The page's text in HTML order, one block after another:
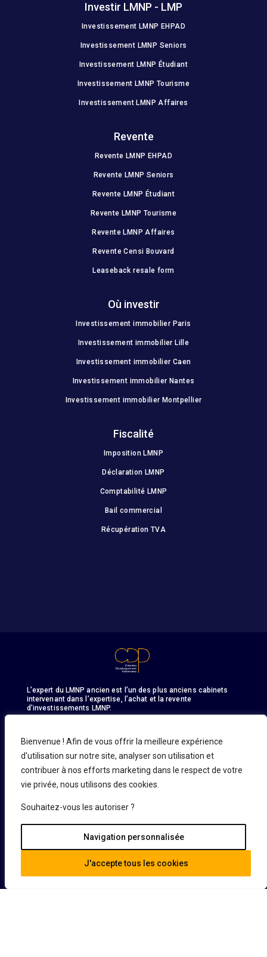
Bienvenue ! Afin de vous offrir la meilleure expérience
d'utilisation sur notre site, analyser son utilisation et
contribuer à nos efforts marketing dans le respect de votre
vie privée, nous utilisons des cookies.
Souhaitez-vous les autoriser ?
Navigation personnalisée
J'accepte tous les cookies
Demande d’informations
Investir LMNP - LMP
Investissement LMNP EHPAD
Investissement LMNP Seniors
Investissement LMNP Étudiant
Investissement LMNP Tourisme
Investissement LMNP Affaires
Revente
Revente LMNP EHPAD
Revente LMNP Seniors
Revente LMNP Étudiant
Revente LMNP Tourisme
Revente LMNP Affaires
Revente Censi Bouvard
Leaseback resale form
Où investir
Investissement immobilier Paris
Investissement immobilier Lille
Investissement immobilier Caen
Investissement immobilier Nantes
Investissement immobilier Montpellier
Fiscalité
Imposition LMNP
Déclaration LMNP
Comptabilité LMNP
Bail commercial
Récupération TVA
L’expert du LMNP ancien est l’un des plus anciens cabinets
intervenant dans l’expertise, l’achat et la revente
d’investissements LMNP.
En savoir plus
Vendre un bien